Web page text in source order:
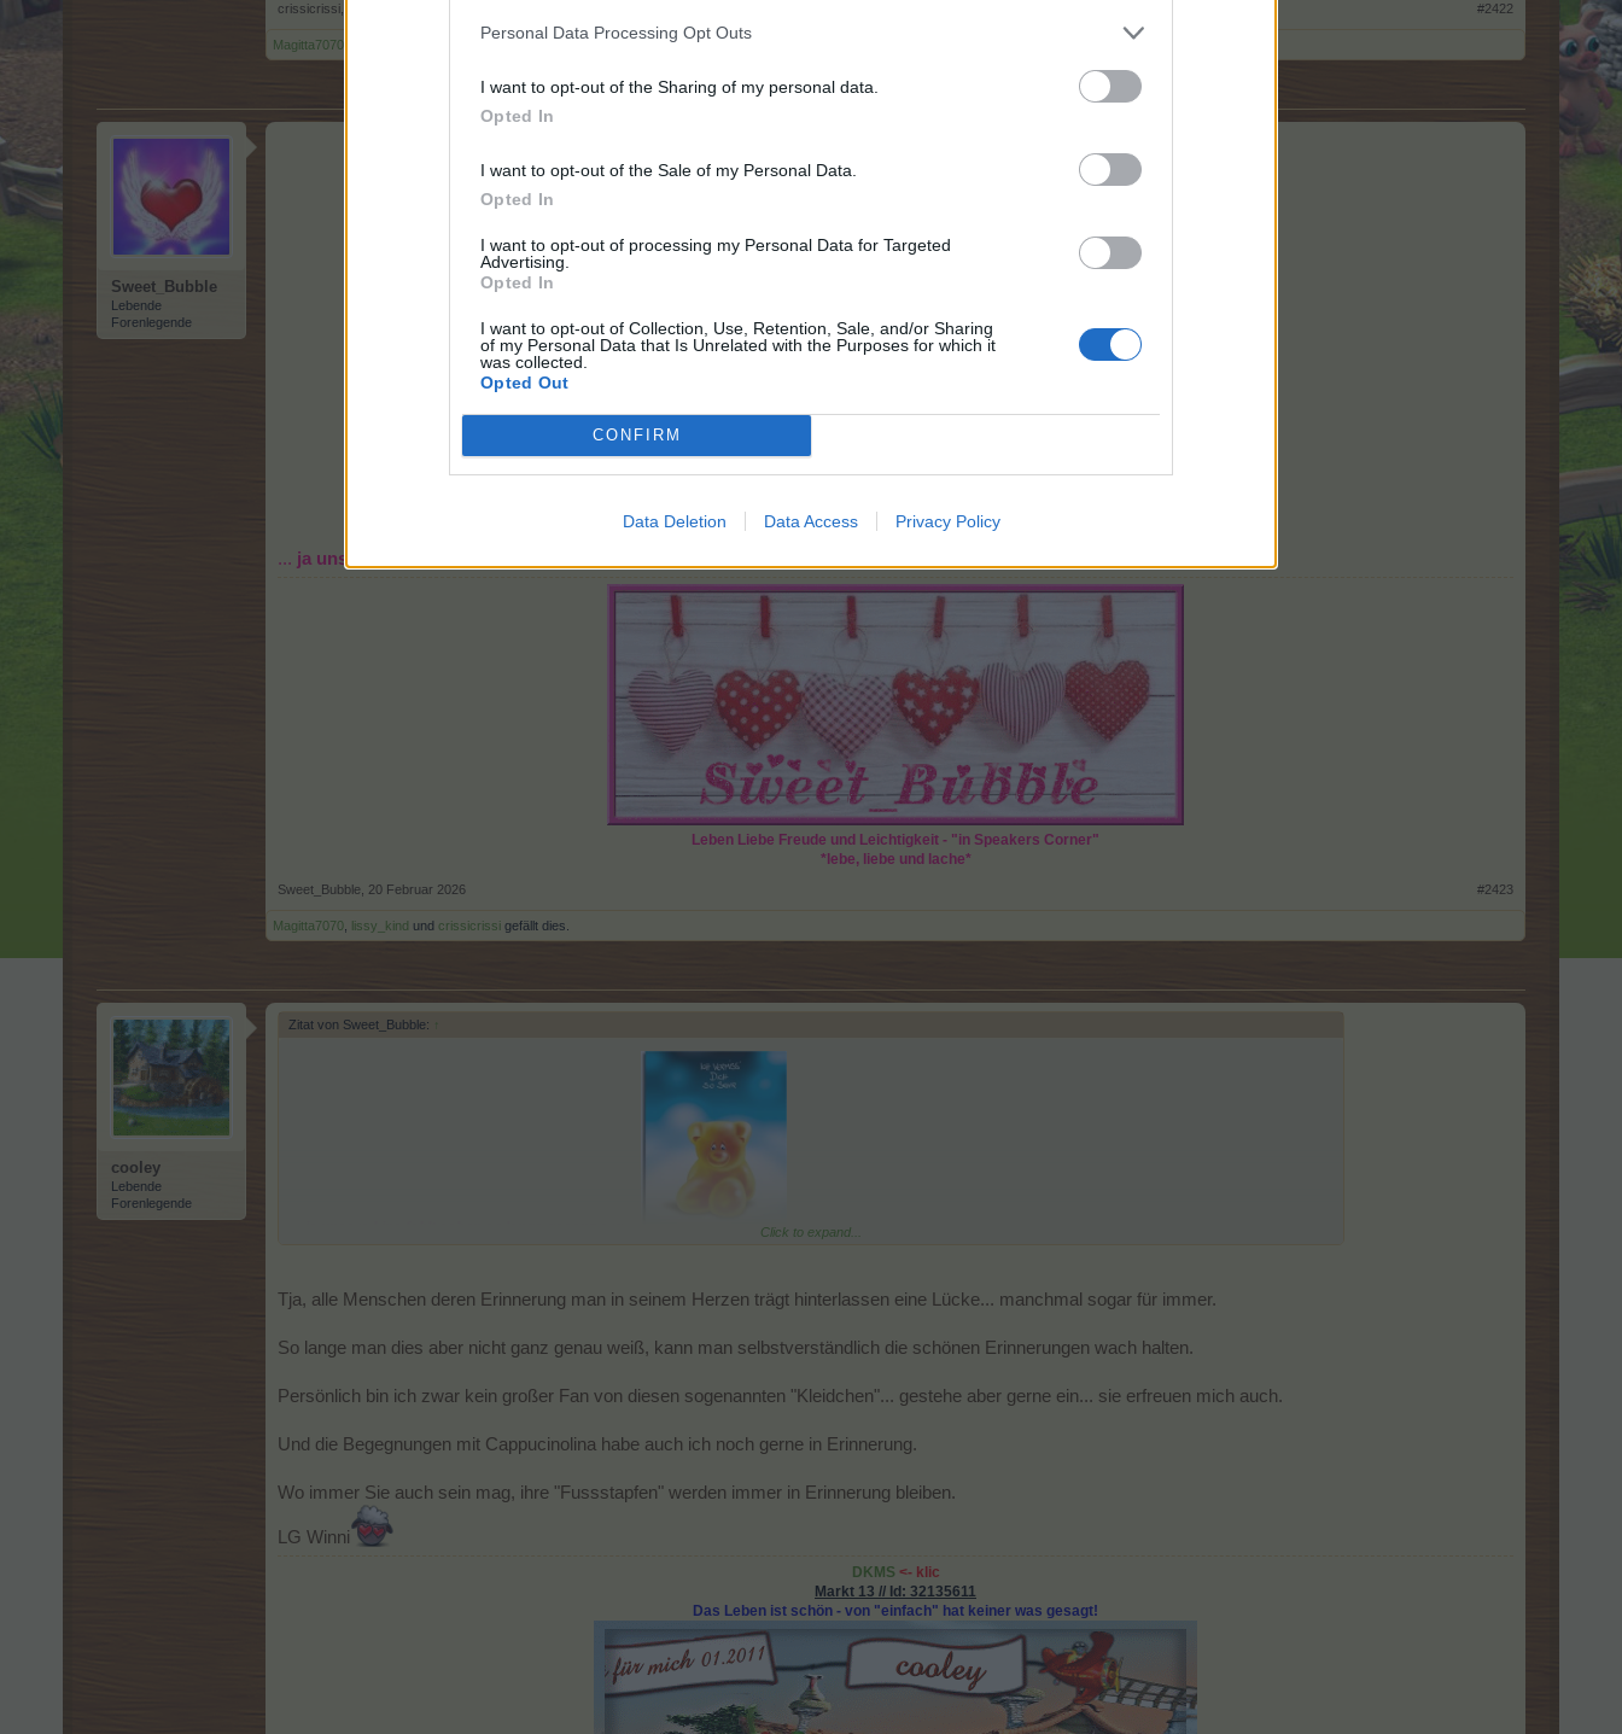
Personal Data Processing Opt Outs
I want to opt-out of the Sharing of my personal data.
Opted In
I want to opt-out of the Sale of my Personal Data.
Opted In
I want to opt-out of processing my Personal Data for Targeted
Advertising.
Opted In
I want to opt-out of Collection, Use, Retention, Sale, and/or Sharing
of my Personal Data that Is Unrelated with the Purposes for which it
was collected.
Opted Out
CONFIRM
Data Deletion Data Access Privacy Policy
crissicrissi #2422
Magitta7070
Sweet_Bubble
Lebende
Forenlegende
... ja unsere Lina fehlt schon so lange gaaanz arg ...
Leben Liebe Freude und Leichtigkeit - "in Speakers Corner"
*lebe, liebe und lache*
Sweet_Bubble 20 Februar 2026 #2423
Magitta7070 lissy_kind und crissicrissi gefällt dies.
cooley
Lebende
Forenlegende
Zitat von Sweet_Bubble: ↑
Click to expand...
Tja, alle Menschen deren Erinnerung man in seinem Herzen trägt hinterlassen eine Lücke... manchmal sogar für immer.
So lange man dies aber nicht ganz genau weiß, kann man selbstverständlich die schönen Erinnerungen wach halten.
Persönlich bin ich zwar kein großer Fan von diesen sogenannten "Kleidchen"... gestehe aber gerne ein... sie erfreuen mich auch.
Und die Begegnungen mit Cappucinolina habe auch ich noch gerne in Erinnerung.
Wo immer Sie auch sein mag, ihre "Fussstapfen" werden immer in Erinnerung bleiben.
LG Winni
DKMS <- klic
Markt 13 // Id: 32135611
Das Leben ist schön - von "einfach" hat keiner was gesagt!